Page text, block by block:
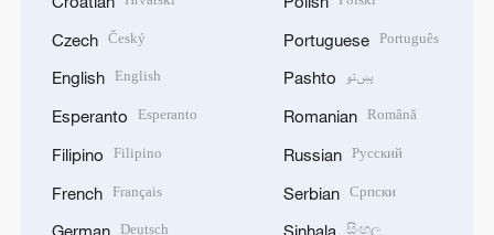
Czech Český
English English
Esperanto Esperanto
Filipino Filipino
French Français
German Deutsch
Portuguese Português
Pashto پښتو
Romanian Română
Russian Русский
Serbian Српски
Sinhala සිංහල